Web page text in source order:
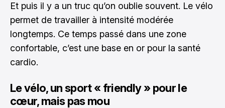
Et puis il y a un truc qu’on oublie souvent. Le vélo
permet de travailler à intensité modérée
longtemps. Ce temps passé dans une zone
confortable, c’est une base en or pour la santé
cardio.
Le vélo, un sport « friendly » pour le
cœur, mais pas mou